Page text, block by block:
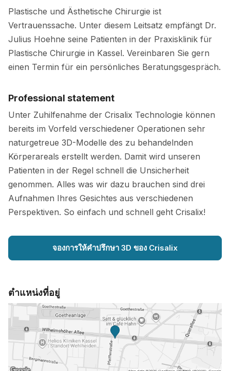
Plastische und Ästhetische Chirurgie ist
Vertrauenssache. Unter diesem Leitsatz empfängt Dr.
Julius Hoehne seine Patienten in der Praxisklinik für
Plastische Chirurgie in Kassel. Vereinbaren Sie gern
einen Termin für ein persönliches Beratungsgespräch.
Professional statement
Unter Zuhilfenahme der Crisalix Technologie können
bereits im Vorfeld verschiedener Operationen sehr
naturgetreue 3D-Modelle des zu behandelnden
Körperareals erstellt werden. Damit wird unseren
Patienten in der Regel schnell die Unsicherheit
genommen. Alles was wir dazu brauchen sind drei
Aufnahmen Ihres Gesichtes aus verschiedenen
Perspektiven. So einfach und schnell geht Crisalix!
จองการให้คำปรึกษา 3D ของ Crisalix
ตำแหน่งที่อยู่